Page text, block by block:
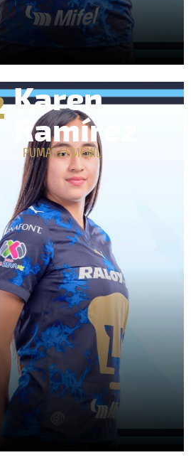
Karen
Ramírez
PUMAS FEMENIL